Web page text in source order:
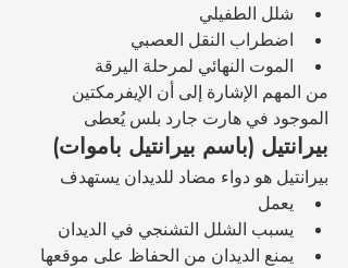
شلل الطفيلي
اضطراب النقل العصبي
الموت النهائي لمرحلة اليرقة
من المهم الإشارة إلى أن الإيفرمكتين
الموجود في هارت جارد بلس يُعطى
بيرانتيل (باسم بيرانتيل باموات)
بيرانتيل هو دواء مضاد للديدان يستهدف
يعمل
يسبب الشلل التشنجي في الديدان
يمنع الديدان من الحفاظ على موقعها